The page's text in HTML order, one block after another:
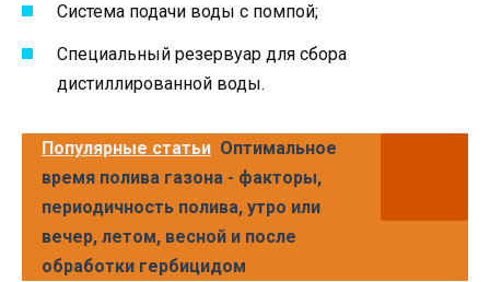
Система подачи воды с помпой;
Специальный резервуар для сбора
дистиллированной воды.
Популярные статьи Оптимальное
время полива газона - факторы,
периодичность полива, утро или
вечер, летом, весной и после
обработки гербицидом